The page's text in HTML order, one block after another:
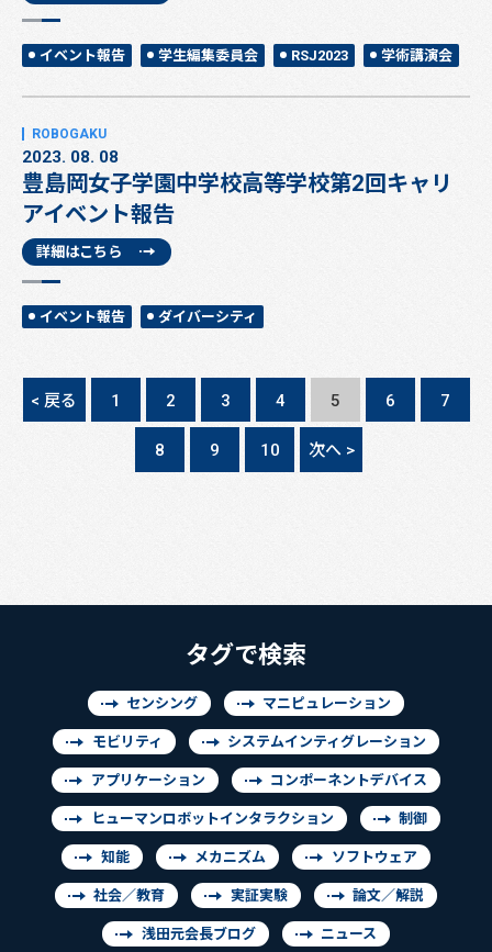
イベント報告 学生編集委員会 RSJ2023 学術講演会
2023. 08. 08
豊島岡女子学園中学校高等学校第2回キャリ
アイベント報告
詳細はこちら
イベント報告 ダイバーシティ
< 戻る 1 2 3 4 5 6 7
8 9 10 次へ >
タグで検索
センシング マニピュレーション
モビリティ システムインティグレーション
アプリケーション コンポーネントデバイス
ヒューマンロボットインタラクション 制御
知能 メカニズム ソフトウェア
社会／教育 実証実験 論文／解説
浅田元会長ブログ ニュース